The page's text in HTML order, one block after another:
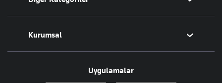
Magazin
Teknoloji
Resmî Ilanlar
Kurumsal
Hakkımızda
Uygulamalar